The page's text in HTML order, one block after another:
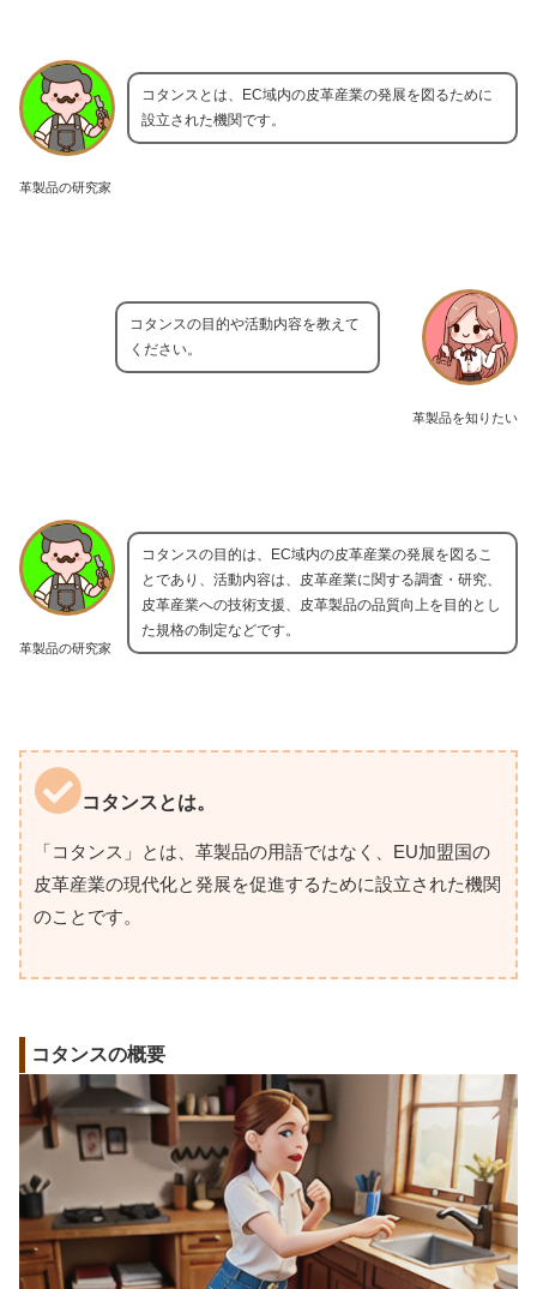
革製品の研究家
コタンスとは、EC域内の皮革産業の発展を図るために
設立された機関です。
革製品を知りたい
コタンスの目的や活動内容を教えて
ください。
革製品の研究家
コタンスの目的は、EC域内の皮革産業の発展を図るこ
とであり、活動内容は、皮革産業に関する調査・研究、
皮革産業への技術支援、皮革製品の品質向上を目的とし
た規格の制定などです。
コタンスとは。
「コタンス」とは、革製品の用語ではなく、EU加盟国の
皮革産業の現代化と発展を促進するために設立された機関
のことです。
コタンスの概要